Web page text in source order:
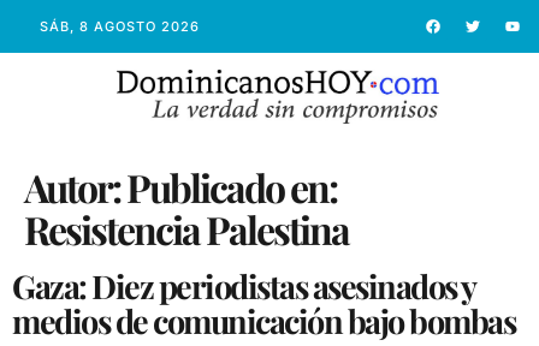
SÁB, 8 AGOSTO 2026
Autor:Publicado en:
Resistencia Palestina
Gaza: Diez periodistas asesinados y
medios de comunicación bajo bombas